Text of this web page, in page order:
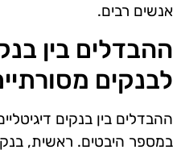
אנשים רבים.
ההבדלים בין
לבנקים
ההבדלים בין בנקים
במספר היבטים. ראשית,